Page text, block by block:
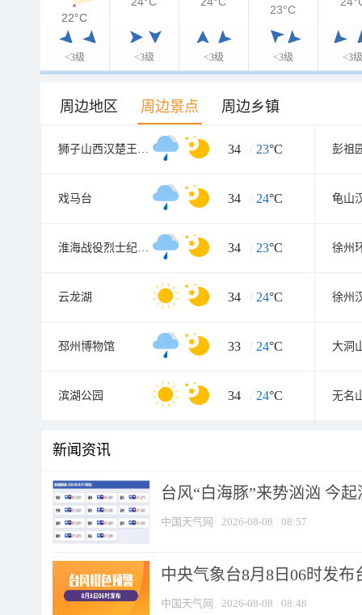
<3级 <3级 <3级 <3级 <3级
22°C
22°C
23°C
周边地区 周边景点 周边乡镇
狮子山西汉楚王墓(陪葬兵马俑坑 34 / 23°C 彭祖
戏马台 34 / 24°C 龟山
淮海战役烈士纪念塔 34 / 23°C 徐州
云龙湖 34 / 24°C 徐州
邳州博物馆 33 / 24°C 大洞
滨湖公园 34 / 24°C 无名
新闻资讯
台风“白海豚”来势汹汹 今
中国天气网 2026-08-08 08:57
中央气象台8月8日06时发布
中国天气网 2026-08-08 08:48